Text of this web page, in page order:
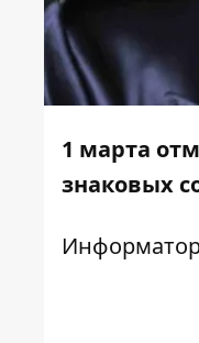
1 марта
знаковых